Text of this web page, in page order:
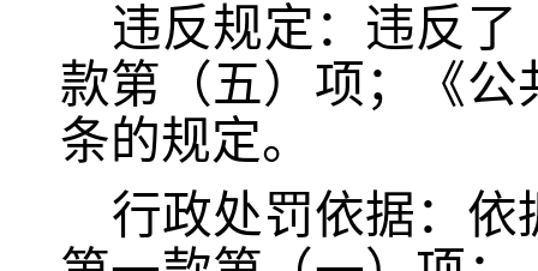
违反规定： 违反了
款第（五）项 ；
《
条的规定。
行政处罚依据： 依